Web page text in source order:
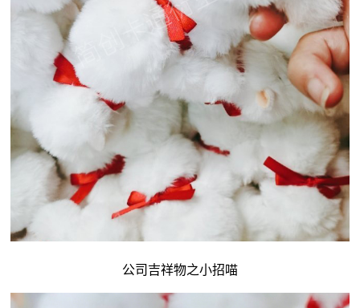
公司吉祥物之小招喵